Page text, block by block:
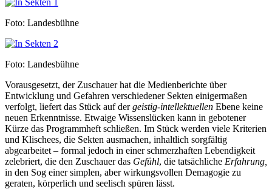
Foto: Landesbühne
Foto: Landesbühne
Vorausgesetzt, der Zuschauer hat die Medienberichte über
Entwicklung und Gefahren verschiedener Sekten einigermaßen
verfolgt, liefert das Stück auf dergeistig-intellektuellen Ebene keine
neuen Erkenntnisse. Etwaige Wissenslücken kann in gebotener
Kürze das Programmheft schließen. Im Stück werden viele Kriterien
und Klischees, die Sekten ausmachen, inhaltlich sorgfältig
abgearbeitet – formal jedoch in einer schmerzhaften Lebendigkeit
zelebriert, die den Zuschauer das Gefühl, die tatsächliche Erfahrung,
in den Sog einer simplen, aber wirkungsvollen Demagogie zu
geraten, körperlich und seelisch spüren lässt.